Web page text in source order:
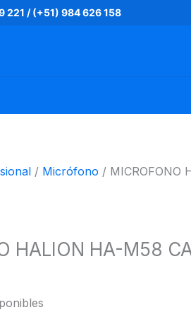
221 /(+51) 984 626 158
/ Micrófono / MICROFONO
HALION HA-M58